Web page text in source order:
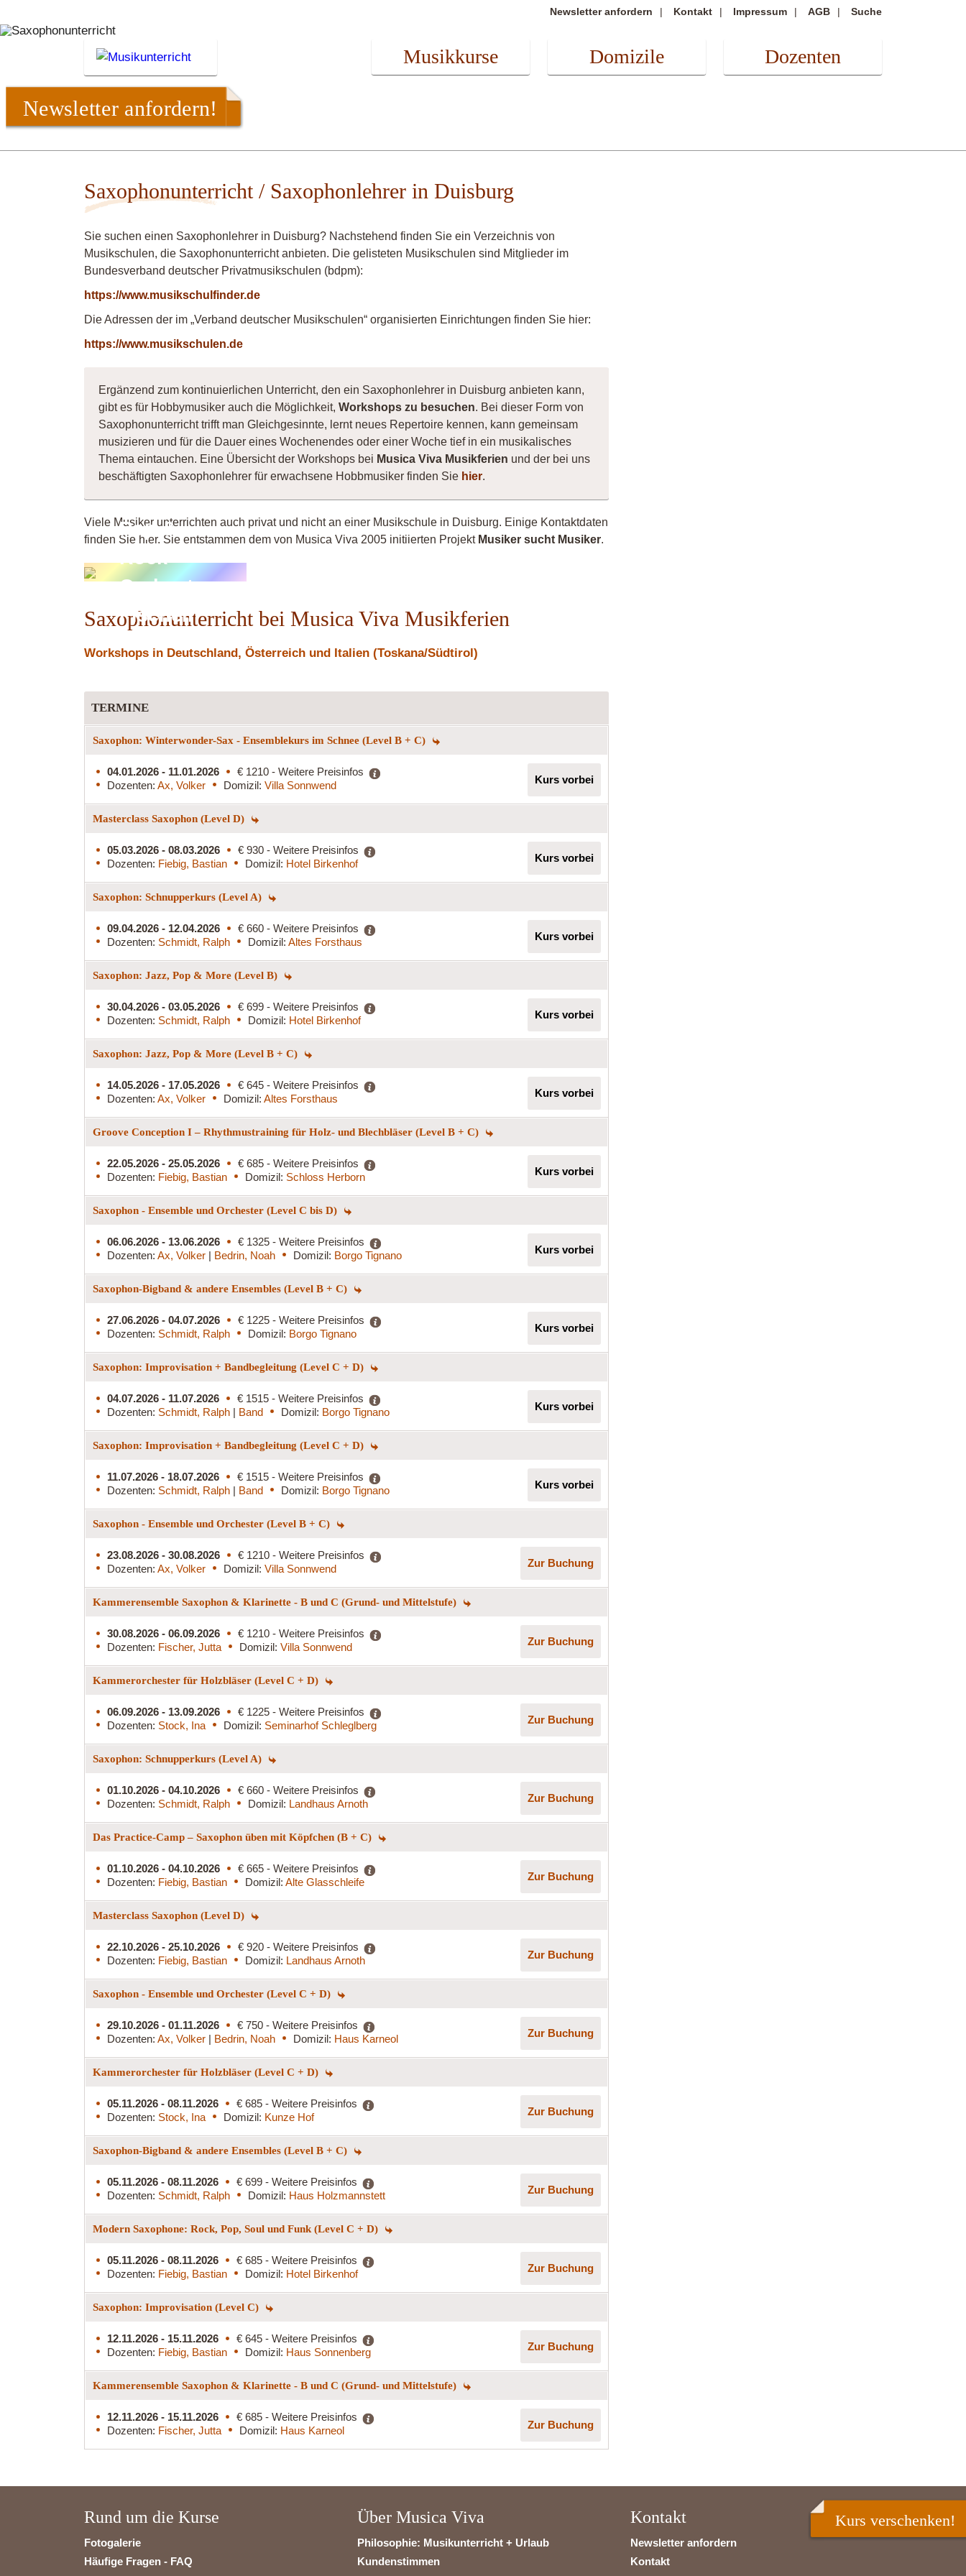
Newsletter anfordern Kontakt Impressum AGB Suche
Musikkurse Domizile Dozenten
Newsletter anfordern!
Saxophonunterricht / Saxophonlehrer in Duisburg
Sie suchen einen Saxophonlehrer in Duisburg? Nachstehend finden Sie ein Verzeichnis von
Musikschulen, die Saxophonunterricht anbieten. Die gelisteten Musikschulen sind Mitglieder im
Bundesverband deutscher Privatmusikschulen (bdpm):
https://www.musikschulfinder.de
Die Adressen der im „Verband deutscher Musikschulen“ organisierten Einrichtungen finden Sie hier:
https://www.musikschulen.de
Ergänzend zum kontinuierlichen Unterricht, den ein Saxophonlehrer in Duisburg anbieten kann,
gibt es für Hobbymusiker auch die Möglichkeit, Workshops zu besuchen. Bei dieser Form von
Saxophonunterricht trifft man Gleichgesinnte, lernt neues Repertoire kennen, kann gemeinsam
musizieren und für die Dauer eines Wochenendes oder einer Woche tief in ein musikalisches
Thema eintauchen. Eine Übersicht der Workshops bei Musica Viva Musikferien und der bei uns
beschäftigten Saxophonlehrer für erwachsene Hobbmusiker finden Sie hier.
Viele Musiker unterrichten auch privat und nicht an einer Musikschule in Duisburg. Einige Kontaktdaten
finden Sie hier. Sie entstammen dem von Musica Viva 2005 initiierten Projekt Musiker sucht Musiker.
Pop &
Rock
Orchester
Fischeln
Saxophonunterricht bei Musica Viva Musikferien
Workshops in Deutschland, Österreich und Italien (Toskana/Südtirol)
TERMINE
Saxophon: Winterwonder-Sax - Ensemblekurs im Schnee (Level B + C)
04.01.2026 - 11.01.2026
€ 1210 - Weitere Preisinfos
Dozenten: Ax, Volker Domizil: Villa Sonnwend Kurs vorbei
Masterclass Saxophon (Level D)
05.03.2026 - 08.03.2026
€ 930 - Weitere Preisinfos
Dozenten: Fiebig, Bastian Domizil: Hotel Birkenhof Kurs vorbei
Saxophon: Schnupperkurs (Level A)
09.04.2026 - 12.04.2026
€ 660 - Weitere Preisinfos
Dozenten: Schmidt, Ralph Domizil: Altes Forsthaus Kurs vorbei
Saxophon: Jazz, Pop & More (Level B)
30.04.2026 - 03.05.2026
€ 699 - Weitere Preisinfos
Dozenten: Schmidt, Ralph Domizil: Hotel Birkenhof Kurs vorbei
Saxophon: Jazz, Pop & More (Level B + C)
14.05.2026 - 17.05.2026
€ 645 - Weitere Preisinfos
Dozenten: Ax, Volker Domizil: Altes Forsthaus Kurs vorbei
Groove Conception I – Rhythmustraining für Holz- und Blechbläser (Level B + C)
22.05.2026 - 25.05.2026
€ 685 - Weitere Preisinfos
Dozenten: Fiebig, Bastian Domizil: Schloss Herborn Kurs vorbei
Saxophon - Ensemble und Orchester (Level C bis D)
06.06.2026 - 13.06.2026
€ 1325 - Weitere Preisinfos
Dozenten: Ax, Volker | Bedrin, Noah Domizil: Borgo Tignano Kurs vorbei
Saxophon-Bigband & andere Ensembles (Level B + C)
27.06.2026 - 04.07.2026
€ 1225 - Weitere Preisinfos
Dozenten: Schmidt, Ralph Domizil: Borgo Tignano Kurs vorbei
Saxophon: Improvisation + Bandbegleitung (Level C + D)
04.07.2026 - 11.07.2026
€ 1515 - Weitere Preisinfos
Dozenten: Schmidt, Ralph | Band Domizil: Borgo Tignano Kurs vorbei
Saxophon: Improvisation + Bandbegleitung (Level C + D)
11.07.2026 - 18.07.2026
€ 1515 - Weitere Preisinfos
Dozenten: Schmidt, Ralph | Band Domizil: Borgo Tignano Kurs vorbei
Saxophon - Ensemble und Orchester (Level B + C)
23.08.2026 - 30.08.2026
€ 1210 - Weitere Preisinfos
Dozenten: Ax, Volker Domizil: Villa Sonnwend Zur Buchung
Kammerensemble Saxophon & Klarinette - B und C (Grund- und Mittelstufe)
30.08.2026 - 06.09.2026
€ 1210 - Weitere Preisinfos
Dozenten: Fischer, Jutta Domizil: Villa Sonnwend Zur Buchung
Kammerorchester für Holzbläser (Level C + D)
06.09.2026 - 13.09.2026
€ 1225 - Weitere Preisinfos
Dozenten: Stock, Ina Domizil: Seminarhof Schleglberg Zur Buchung
Saxophon: Schnupperkurs (Level A)
01.10.2026 - 04.10.2026
€ 660 - Weitere Preisinfos
Dozenten: Schmidt, Ralph Domizil: Landhaus Arnoth Zur Buchung
Das Practice-Camp – Saxophon üben mit Köpfchen (B + C)
01.10.2026 - 04.10.2026
€ 665 - Weitere Preisinfos
Dozenten: Fiebig, Bastian Domizil: Alte Glasschleife Zur Buchung
Masterclass Saxophon (Level D)
22.10.2026 - 25.10.2026
€ 920 - Weitere Preisinfos
Dozenten: Fiebig, Bastian Domizil: Landhaus Arnoth Zur Buchung
Saxophon - Ensemble und Orchester (Level C + D)
29.10.2026 - 01.11.2026
€ 750 - Weitere Preisinfos
Dozenten: Ax, Volker | Bedrin, Noah Domizil: Haus Karneol Zur Buchung
Kammerorchester für Holzbläser (Level C + D)
05.11.2026 - 08.11.2026
€ 685 - Weitere Preisinfos
Dozenten: Stock, Ina Domizil: Kunze Hof Zur Buchung
Saxophon-Bigband & andere Ensembles (Level B + C)
05.11.2026 - 08.11.2026
€ 699 - Weitere Preisinfos
Dozenten: Schmidt, Ralph Domizil: Haus Holzmannstett Zur Buchung
Modern Saxophone: Rock, Pop, Soul und Funk (Level C + D)
05.11.2026 - 08.11.2026
€ 685 - Weitere Preisinfos
Dozenten: Fiebig, Bastian Domizil: Hotel Birkenhof Zur Buchung
Saxophon: Improvisation (Level C)
12.11.2026 - 15.11.2026
€ 645 - Weitere Preisinfos
Dozenten: Fiebig, Bastian Domizil: Haus Sonnenberg Zur Buchung
Kammerensemble Saxophon & Klarinette - B und C (Grund- und Mittelstufe)
12.11.2026 - 15.11.2026
€ 685 - Weitere Preisinfos
Dozenten: Fischer, Jutta Domizil: Haus Karneol Zur Buchung
Rund um die Kurse
Fotogalerie
Häufige Fragen - FAQ
Über Musica Viva
Philosophie: Musikunterricht + Urlaub
Kundenstimmen
Kontakt
Newsletter anfordern
Kontakt
Kurs verschenken!